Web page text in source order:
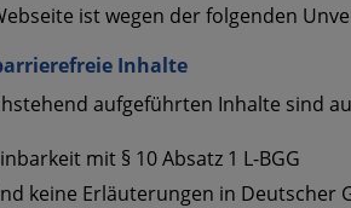
ist wegen der folgenden
Inhalte
aufgeführten Inhalte sind
mit § 10 Absatz 1 L-BGG
keine Erläuterungen in